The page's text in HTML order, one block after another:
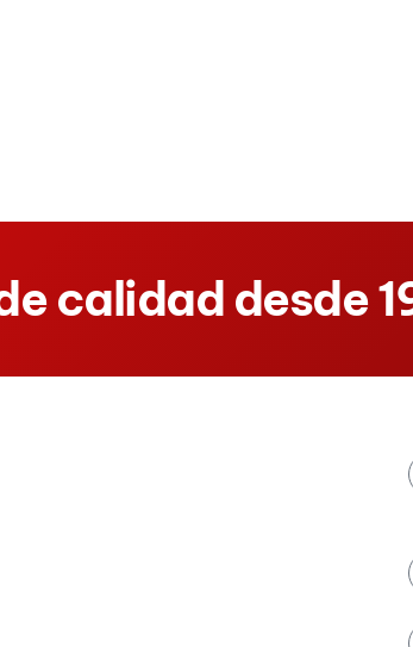
calidad desde